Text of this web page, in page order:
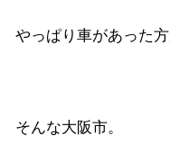
やっぱり車があった方
そんな大阪市。